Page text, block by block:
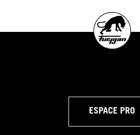
ESPACE PRO